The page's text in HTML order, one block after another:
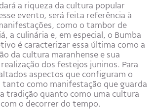
a riqueza da cultura popular
evento, será feita referência à
como o tambor de
a culinária e, em especial, o Bumba
é caracterizar essa última como a
da cultura maranhense e sua
dos festejos juninos. Para
aspectos que configuram o
tanto como manifestação que guarda
tradição quanto como uma cultura
o decorrer do tempo.